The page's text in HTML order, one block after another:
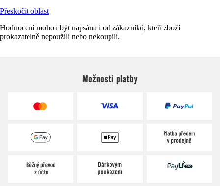
Přeskočit oblast
Hodnocení mohou být napsána i od zákazníků, kteří zboží
prokazatelně nepoužili nebo nekoupili.
Možnosti platby